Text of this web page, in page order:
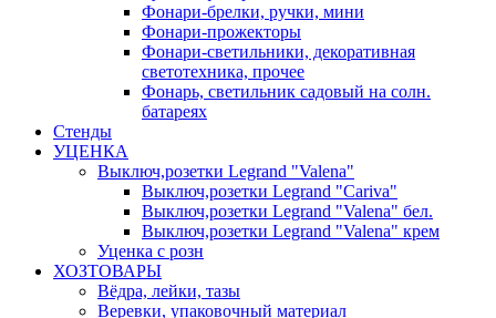
Фонари-брелки, ручки, мини
Фонари-прожекторы
Фонари-светильники, декоративная
светотехника, прочее
Фонарь, светильник садовый на солн.
батареях
Стенды
УЦЕНКА
Выключ,розетки Legrand "Valena"
Выключ,розетки Legrand "Cariva"
Выключ,розетки Legrand "Valena" бел.
Выключ,розетки Legrand "Valena" крем
Уценка с розн
ХОЗТОВАРЫ
Вёдра, лейки, тазы
Веревки, упаковочный материал